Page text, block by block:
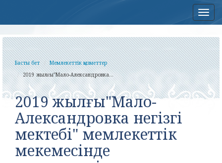
Басты бет
Мемлекеттік қызметтер
2019 жылғы"Мало-Александровка...
2019 жылғы"Мало-
Александровка негізгі
мектебі" мемлекеттік
мекемесінде